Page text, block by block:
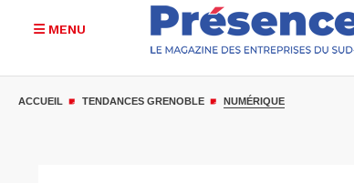
MENU
ACCUEIL TENDANCES GRENOBLE NUMÉRIQUE